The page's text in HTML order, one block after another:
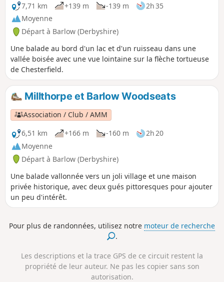
7,71 km
+139 m -139 m
2h 35
Moyenne
Départ à Barlow (Derbyshire)
Une balade au bord d'un lac et d'un ruisseau dans une
vallée boisée avec une vue lointaine sur la flèche tortueuse
de Chesterfield.
Millthorpe et Barlow Woodseats
Association / Club / AMM
6,51 km
+166 m -160 m
2h 20
Moyenne
Départ à Barlow (Derbyshire)
Une balade vallonnée vers un joli village et une maison
privée historique, avec deux gués pittoresques pour ajouter
un peu d'intérêt.
Pour plus de randonnées, utilisez notre moteur de recherche
.
Les descriptions et la trace GPS de ce circuit restent la
propriété de leur auteur. Ne pas les copier sans son
autorisation.